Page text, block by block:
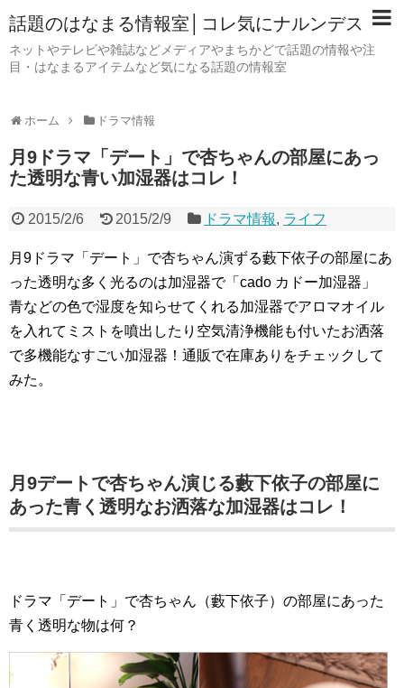
話題のはなまる情報室│コレ気にナルンデス
ネットやテレビや雑誌などメディアやまちかどで話題の情報や注
目・はなまるアイテムなど気になる話題の情報室
ホーム ドラマ情報
月9ドラマ「デート」で杏ちゃんの部屋にあっ
た透明な青い加湿器はコレ！
2015/2/6 2015/2/9 ドラマ情報, ライフ
月9ドラマ「デート」で杏ちゃん演ずる藪下依子の部屋にあ
った透明な多く光るのは加湿器で「cado カドー加湿器」
青などの色で湿度を知らせてくれる加湿器でアロマオイル
を入れてミストを噴出したり空気清浄機能も付いたお洒落
で多機能なすごい加湿器！通販で在庫ありをチェックして
みた。
月9デートで杏ちゃん演じる藪下依子の部屋に
あった青く透明なお洒落な加湿器はコレ！
ドラマ「デート」で杏ちゃん（藪下依子）の部屋にあった
青く透明な物は何？